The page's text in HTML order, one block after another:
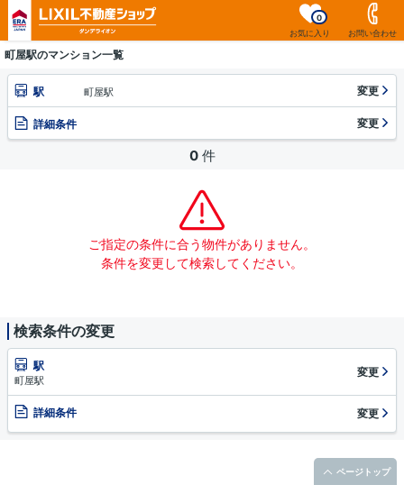
お気に入り
0
お問い合わせ
町屋駅のマンション一覧
駅 町屋駅 変更
詳細条件 変更
0 件
ご指定の条件に合う物件がありません。
条件を変更して検索してください。
検索条件の変更
駅
町屋駅
変更
詳細条件 変更
ページトップ